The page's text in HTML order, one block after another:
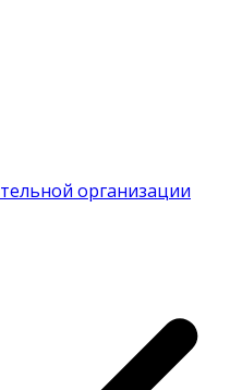
организации